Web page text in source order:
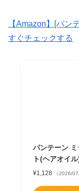
【Amazon】[パン
すぐチェックする
パンテーン
ト(ヘアオイ
¥1,128 （2026/